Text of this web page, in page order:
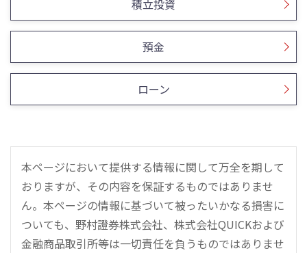
積立投資
預金
ローン
本ページにおいて提供する情報に関して万全を期して
おりますが、その内容を保証するものではありませ
ん。本ページの情報に基づいて被ったいかなる損害に
ついても、野村證券株式会社、株式会社QUICKおよび
金融商品取引所等は一切責任を負うものではありませ